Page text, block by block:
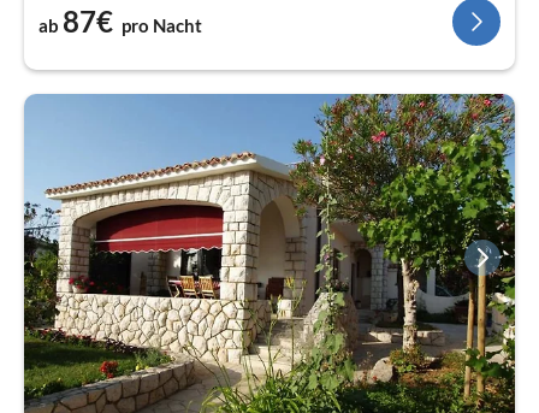
ab 87€ pro Nacht